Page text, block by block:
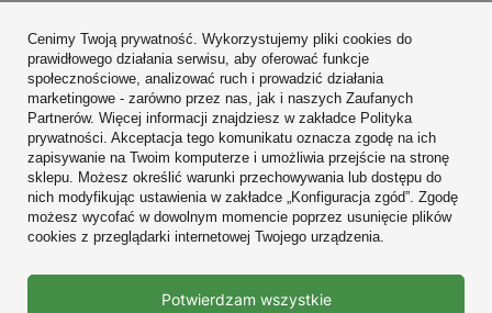
Konto
Regulaminy
Zobacz również
W sklepie prezentujemy ceny brutto (z VAT).
Cenimy Twoją prywatność. Wykorzystujemy pliki cookies do
prawidłowego działania serwisu, aby oferować funkcje
społecznościowe, analizować ruch i prowadzić działania
marketingowe - zarówno przez nas, jak i naszych Zaufanych
Partnerów. Więcej informacji znajdziesz w zakładce Polityka
prywatności. Akceptacja tego komunikatu oznacza zgodę na ich
zapisywanie na Twoim komputerze i umożliwia przejście na stronę
sklepu. Możesz określić warunki przechowywania lub dostępu do
nich modyfikując ustawienia w zakładce „Konfiguracja zgód”. Zgodę
możesz wycofać w dowolnym momencie poprzez usunięcie plików
cookies z przeglądarki internetowej Twojego urządzenia.
Potwierdzam wszystkie